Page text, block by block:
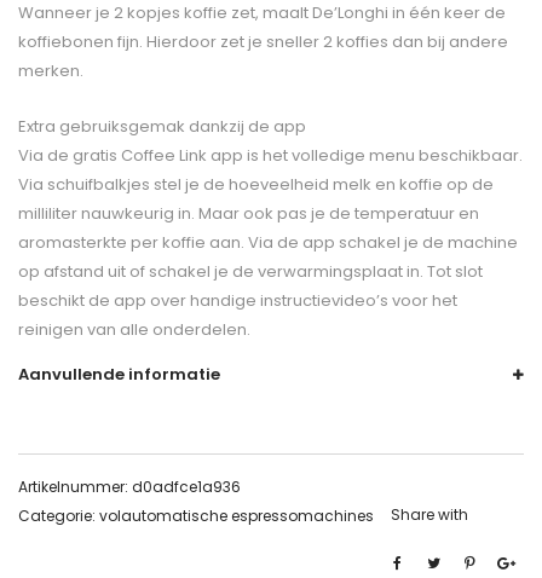
Wanneer je 2 kopjes koffie zet, maalt De’Longhi in één keer de
koffiebonen fijn. Hierdoor zet je sneller 2 koffies dan bij andere
merken.
Extra gebruiksgemak dankzij de app
Via de gratis Coffee Link app is het volledige menu beschikbaar.
Via schuifbalkjes stel je de hoeveelheid melk en koffie op de
milliliter nauwkeurig in. Maar ook pas je de temperatuur en
aromasterkte per koffie aan. Via de app schakel je de machine
op afstand uit of schakel je de verwarmingsplaat in. Tot slot
beschikt de app over handige instructievideo’s voor het
reinigen van alle onderdelen.
Aanvullende informatie
Artikelnummer: d0adfce1a936
Categorie: volautomatische espressomachines Share with